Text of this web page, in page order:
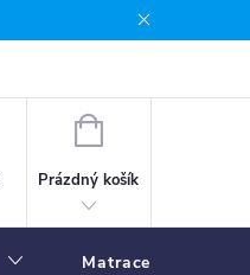
NÁKUPNÍ
Prázdný košík
Matrace